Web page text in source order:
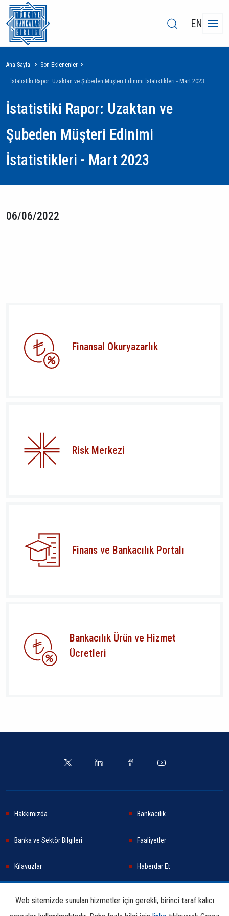
EN
Sayfa
yolu
Ana Sayfa Son Eklenenler
İstatistiki Rapor: Uzaktan ve Şubeden Müşteri Edinimi İstatistikleri - Mart 2023
İstatistiki Rapor: Uzaktan ve
Şubeden Müşteri Edinimi
İstatistikleri - Mart 2023
06/06/2022
Finansal Okuryazarlık
Risk Merkezi
Finans ve Bankacılık Portalı
Bankacılık Ürün ve Hizmet
Ücretleri
Hakkımızda Bankacılık
Banka ve Sektör Bilgileri Faaliyetler
Kılavuzlar Haberdar Et
Web sitemizde sunulan hizmetler için gerekli, birinci taraf kalıcı